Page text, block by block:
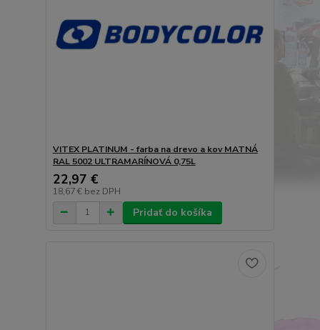
VITEX PLATINUM - farba na drevo a kov MATNÁ
RAL 5002 ULTRAMARÍNOVÁ 0,75L
22,97 €
18,67 € bez DPH
Pridať do košíka